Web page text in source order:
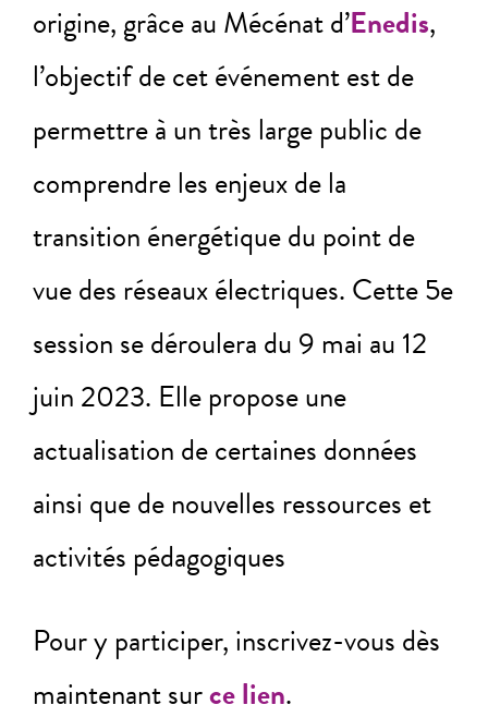
origine, grâce au Mécénat d’Enedis,
l’objectif de cet événement est de
permettre à un très large public de
comprendre les enjeux de la
transition énergétique du point de
vue des réseaux électriques. Cette 5e
session se déroulera du 9 mai au 12
juin 2023. Elle propose une
actualisation de certaines données
ainsi que de nouvelles ressources et
activités pédagogiques
Pour y participer, inscrivez-vous dès
maintenant surce lien.